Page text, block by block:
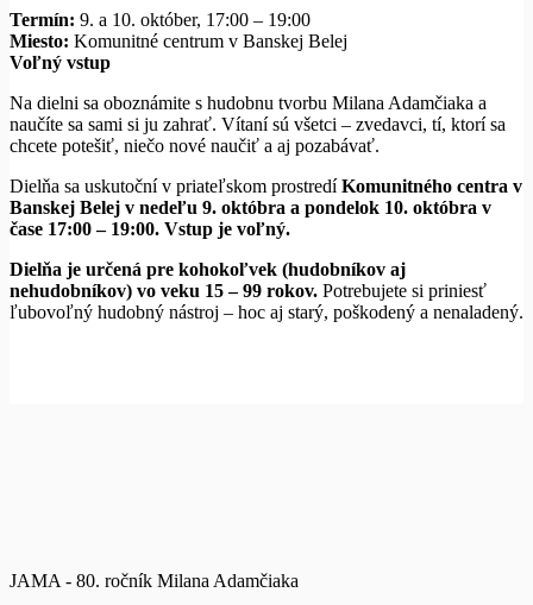
Termín: 9. a 10. október, 17:00 – 19:00
Miesto: Komunitné centrum v Banskej Belej
Voľný vstup
Na dielni sa oboznámite s hudobnu tvorbu Milana Adamčiaka a
naučíte sa sami si ju zahrať. Vítaní sú všetci – zvedavci, tí, ktorí sa
chcete potešiť, niečo nové naučiť a aj pozabávať.
Dielňa sa uskutoční v priateľskom prostredíKomunitného centra v
Banskej Belej v nedeľu 9. októbra a pondelok 10. októbra v
čase 17:00 – 19:00. Vstup je voľný.
Dielňa je určená pre kohokoľvek (hudobníkov aj
nehudobníkov) vo veku 15 – 99 rokov. Potrebujete si priniesť
ľubovoľný hudobný nástroj – hoc aj starý, poškodený a nenaladený.
JAMA - 80. ročník Milana Adamčiaka